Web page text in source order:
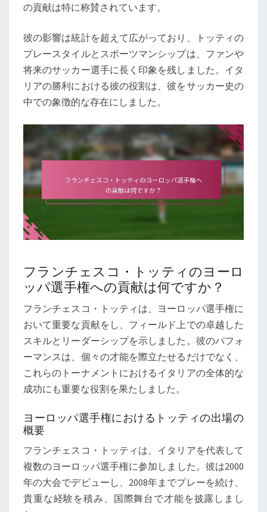
の貢献は特に称賛されています。
彼の影響は統計を超えて広がっており、トッティの
プレースタイルとスポーツマンシップは、ファンや
将来のサッカー選手に長く印象を残しました。イタ
リアの勝利における彼の役割は、彼をサッカー史の
中での象徴的な存在にしました。
フランチェスコ・トッティのヨーロ
ッパ選手権への貢献は何ですか？
フランチェスコ・トッティは、ヨーロッパ選手権に
おいて重要な貢献をし、フィールド上での卓越した
スキルとリーダーシップを示しました。彼のパフォ
ーマンスは、個々の才能を際立たせるだけでなく、
これらのトーナメントにおけるイタリアの全体的な
成功にも重要な役割を果たしました。
ヨーロッパ選手権におけるトッティの出場の
概要
フランチェスコ・トッティは、イタリアを代表して
複数のヨーロッパ選手権に参加しました。彼は2000
年の大会でデビューし、2008年までプレーを続け、
貴重な経験を積み、国際舞台で才能を披露しまし